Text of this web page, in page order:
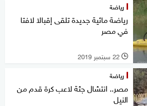
رياضة
رياضة مائية جديدة تلقى إقبالا لافتا
في مصر
l 22 سبتمبر 2019
رياضة
مصر.. انتشال جثة لاعب كرة قدم من
النيل